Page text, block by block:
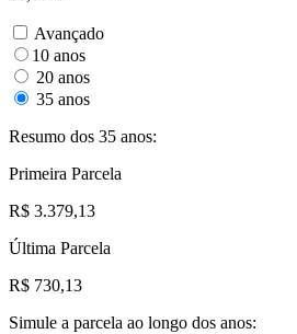
Avançado
10 anos
20 anos
35 anos
Resumo dos 35 anos:
Primeira Parcela
R$ 3.379,13
Última Parcela
R$ 730,13
Simule a parcela ao longo dos anos: